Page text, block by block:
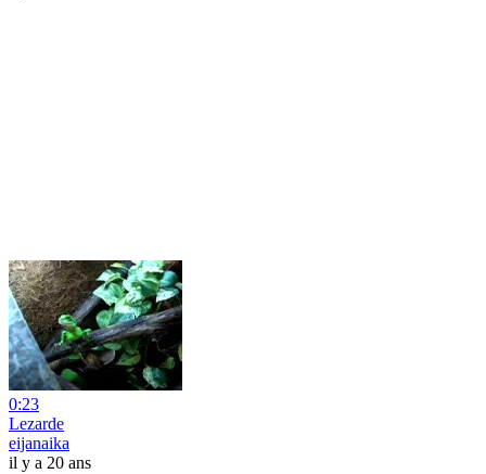
0:23
Lezarde
eijanaika
il y a 20 ans